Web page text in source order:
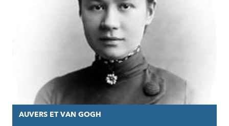
AUVERS ET VAN GOGH